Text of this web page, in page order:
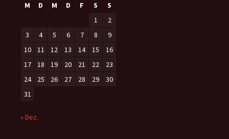
M
D M D F S
S
1
2
3
4 5 6 7 8
9
10
11 12 13 14 15
16
17
18 19 20 21 22
23
24
25 26 27 28 29
30
31
« Dez.